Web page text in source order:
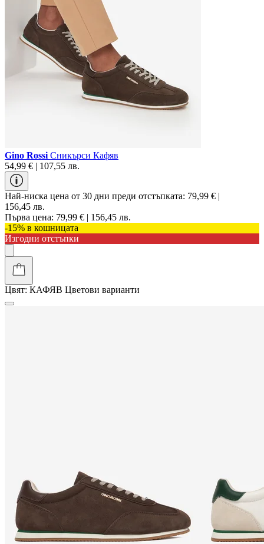
Gino Rossi Сникърси Кафяв
54,99 € | 107,55 лв.
Най-ниска цена от 30 дни преди отстъпката: 79,99 € |
156,45 лв.
Първа цена: 79,99 € | 156,45 лв.
-15% в кошницата
Изгодни отстъпки
Цвят: КАФЯВ Цветови варианти